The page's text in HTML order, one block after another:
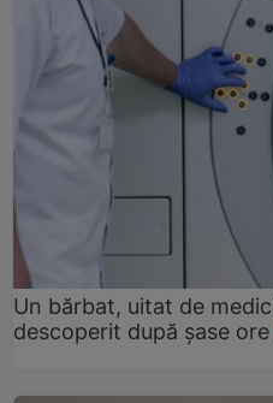
Un bărbat, uitat de
descoperit după șase ore